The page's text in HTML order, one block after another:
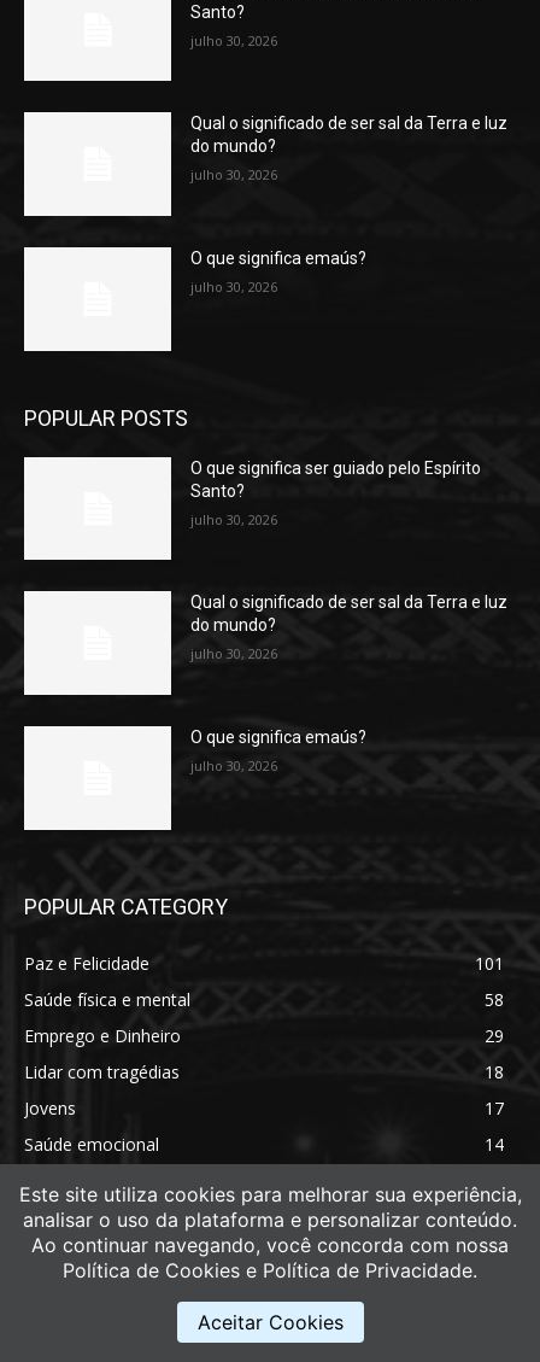
Santo?
julho 30, 2026
Qual o significado de ser sal da Terra e luz
do mundo?
julho 30, 2026
O que significa emaús?
julho 30, 2026
POPULAR POSTS
O que significa ser guiado pelo Espírito
Santo?
julho 30, 2026
Qual o significado de ser sal da Terra e luz
do mundo?
julho 30, 2026
O que significa emaús?
julho 30, 2026
POPULAR CATEGORY
Paz e Felicidade
101
Saúde física e mental
58
Emprego e Dinheiro
29
Lidar com tragédias
18
Jovens
17
Saúde emocional
14
Este site utiliza cookies para melhorar sua experiência,
analisar o uso da plataforma e personalizar conteúdo.
Ao continuar navegando, você concorda com nossa
Política de Cookies e Política de Privacidade.
Aceitar Cookies